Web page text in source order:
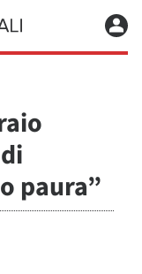
paura”